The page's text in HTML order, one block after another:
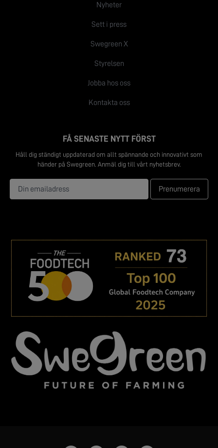
Nyheter
Sett i press
Swegreen X
Styrelsen
Jobba hos oss
Kontakta oss
FÅ SENASTE NYTT FÖRST
Håll dig ständigt uppdaterad om allt spännande och innovativt som
händer på Swegreen. Anmäl dig till vårt nyhetsbrev.
Prenumerera